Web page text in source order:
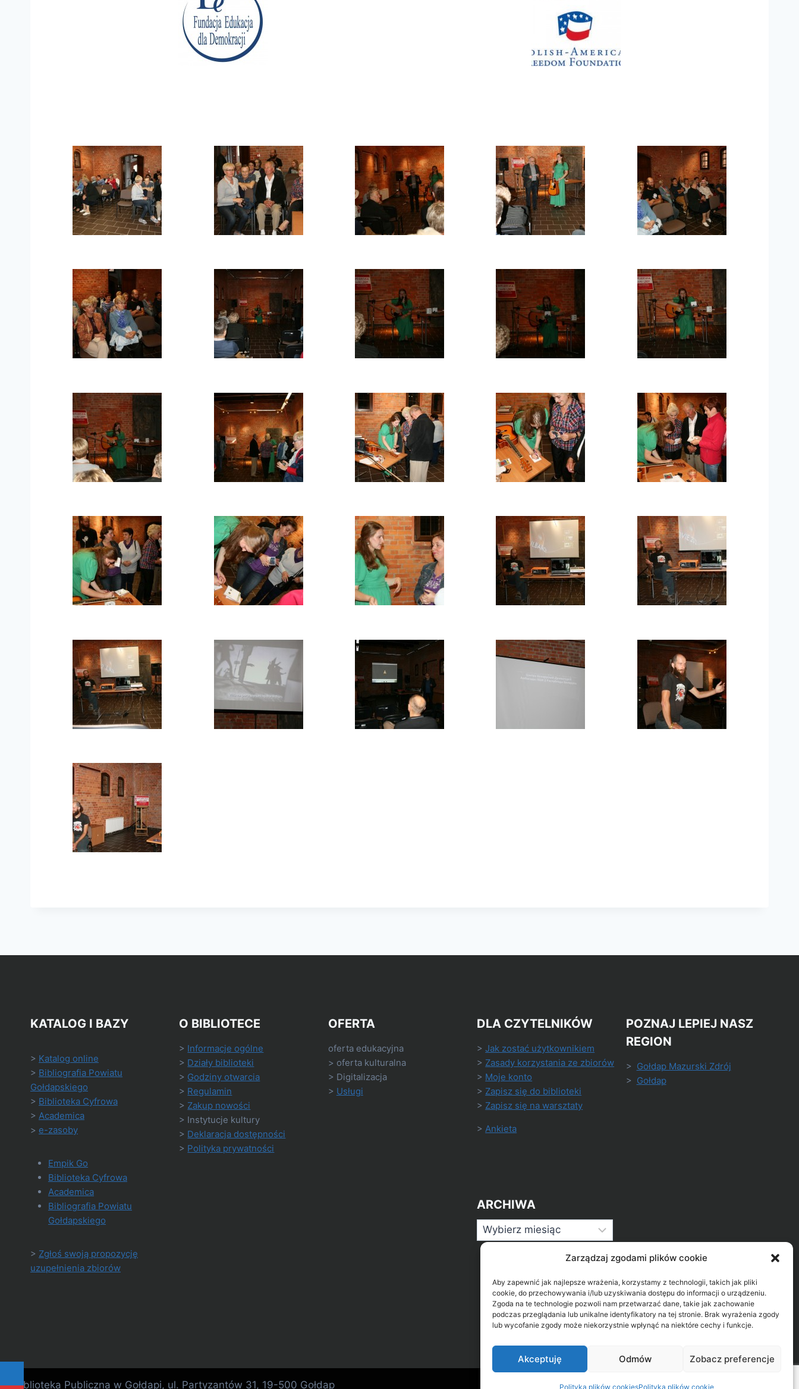
Zarządzaj zgodami plików cookie
Aby zapewnić jak najlepsze wrażenia, korzystamy z technologii, takich jak pliki
cookie, do przechowywania i/lub uzyskiwania dostępu do informacji o urządzeniu.
Zgoda na te technologie pozwoli nam przetwarzać dane, takie jak zachowanie
podczas przeglądania lub unikalne identyfikatory na tej stronie. Brak wyrażenia zgody
lub wycofanie zgody może niekorzystnie wpłynąć na niektóre cechy i funkcje.
Akceptuję Odmów Zobacz preferencje
Polityka plików cookiesPolityka plików cookie
KATALOG I BAZY
> Katalog online
> Bibliografia Powiatu
Gołdapskiego
> Biblioteka Cyfrowa
> Academica
> e-zasoby
Empik Go
Biblioteka Cyfrowa
Academica
Bibliografia Powiatu
Gołdapskiego
> Zgłoś swoją propozycję
uzupełnienia zbiorów
O BIBLIOTECE
> Informacje ogólne
> Działy biblioteki
> Godziny otwarcia
> Regulamin
> Zakup nowości
> Instytucje kultury
> Deklaracja dostępności
> Polityka prywatności
OFERTA
oferta edukacyjna
> oferta kulturalna
> Digitalizacja
> Usługi
DLA CZYTELNIKÓW
>Jak zostać użytkownikiem
> Zasady korzystania ze zbiorów
> Moje konto
> Zapisz się do biblioteki
> Zapisz się na warsztaty
>Ankieta
ARCHIWA
Archiwa
POZNAJ LEPIEJ NASZ
REGION
> Gołdap Mazurski Zdrój
> Gołdap
Biblioteka Publiczna w Gołdapi, ul. Partyzantów 31, 19-500 Gołdap